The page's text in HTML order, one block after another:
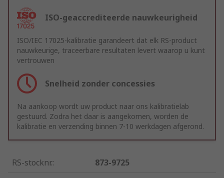
ISO-geaccrediteerde nauwkeurigheid
ISO/IEC 17025-kalibratie garandeert dat elk RS-product
nauwkeurige, traceerbare resultaten levert waarop u kunt
vertrouwen
Snelheid zonder concessies
Na aankoop wordt uw product naar ons kalibratielab
gestuurd. Zodra het daar is aangekomen, worden de
kalibratie en verzending binnen 7-10 werkdagen afgerond.
RS-stocknr.:
873-9725